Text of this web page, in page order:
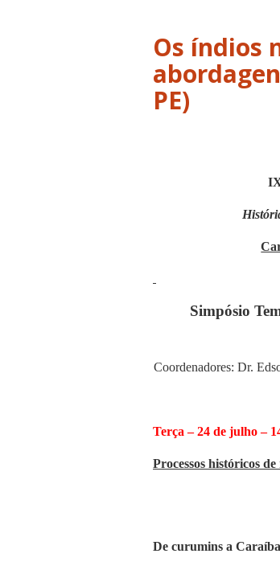
Os índios
Simpósio
Coordenadores: Dr.
Terça – 24 de julho –
Processos históricos
De curumins a